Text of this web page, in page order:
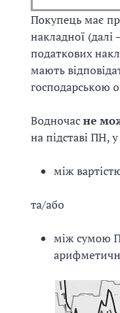
Покупець має
накладної
податкових
мають
господарською
Водночасне
на підставі ПН,
між
та/або
між сумою